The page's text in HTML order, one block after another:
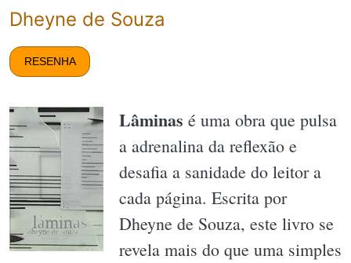
Dheyne de Souza
RESENHA
Lâminas é uma obra que pulsa
a adrenalina da reflexão e
desafia a sanidade do leitor a
cada página. Escrita por
Dheyne de Souza, este livro se
revela mais do que uma simples